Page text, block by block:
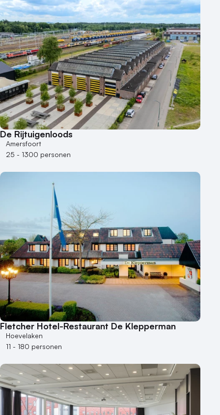
Hybride events
Industriële locatie
Kasteel en landgoed
Kleine / intieme locatie
Locaties aan zee
Museum
Theater
Varende locatie
De Rijtuigenloods
Amersfoort
25 - 1300 personen
Fletcher Hotel-Restaurant De Klepperman
Hoevelaken
11 - 180 personen